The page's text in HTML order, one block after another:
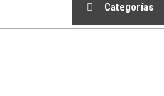
Categorías